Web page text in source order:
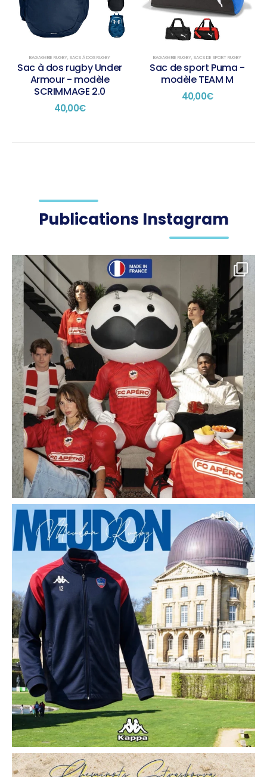
BAGAGERIE RUGBY, SACS À DOS RUGBY
Sac à dos rugby Under
Armour - modèle
SCRIMMAGE 2.0
40,00€
BAGAGERIE RUGBY, SACS DE SPORT RUGBY
Sac de sport Puma -
modèle TEAM M
40,00€
Publications Instagram